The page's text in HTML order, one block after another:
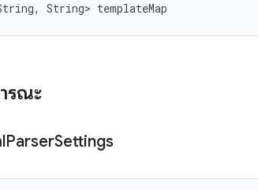
String> templateMap
รณะ
ParserSettings